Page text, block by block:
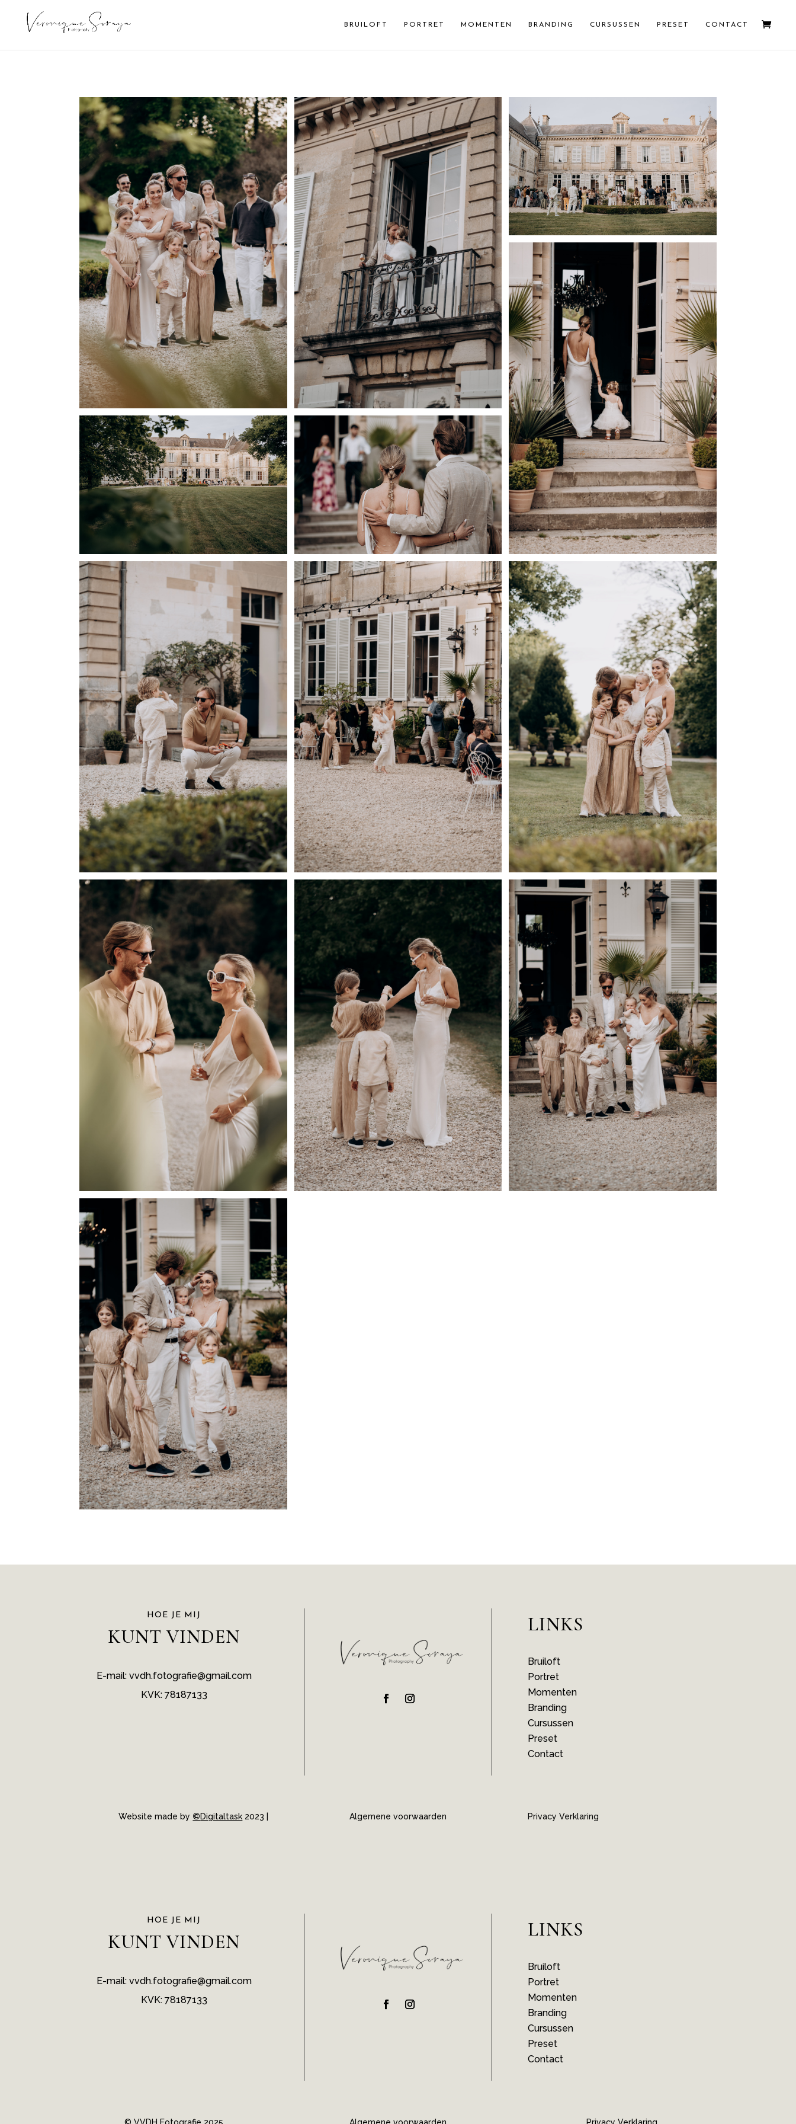
BRUILOFT PORTRET MOMENTEN BRANDING CURSUSSEN PRESET CONTACT
HOE JE MIJ
KUNT VINDEN
E-mail: vvdh.fotografie@gmail.com
KVK: 78187133
LINKS
Bruiloft
Portret
Momenten
Branding
Cursussen
Preset
Contact
Website made by ©Digitaltask 2023 | Algemene voorwaarden Privacy Verklaring
HOE JE MIJ
KUNT VINDEN
E-mail: vvdh.fotografie@gmail.com
KVK: 78187133
LINKS
Bruiloft
Portret
Momenten
Branding
Cursussen
Preset
Contact